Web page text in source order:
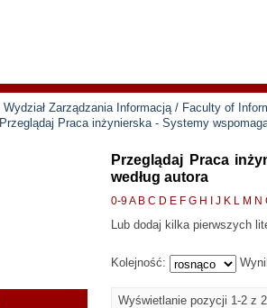
Wydział Zarządzania Informacją / Faculty of
Przeglądaj Praca inżynierska - Systemy
Przeglądaj Praca
według autora
0-9A B C D E F G H J K L M N
Lub dodaj kilka pierwszych
Kolejność:
Wyświetlanie pozycji 1-2 z 2